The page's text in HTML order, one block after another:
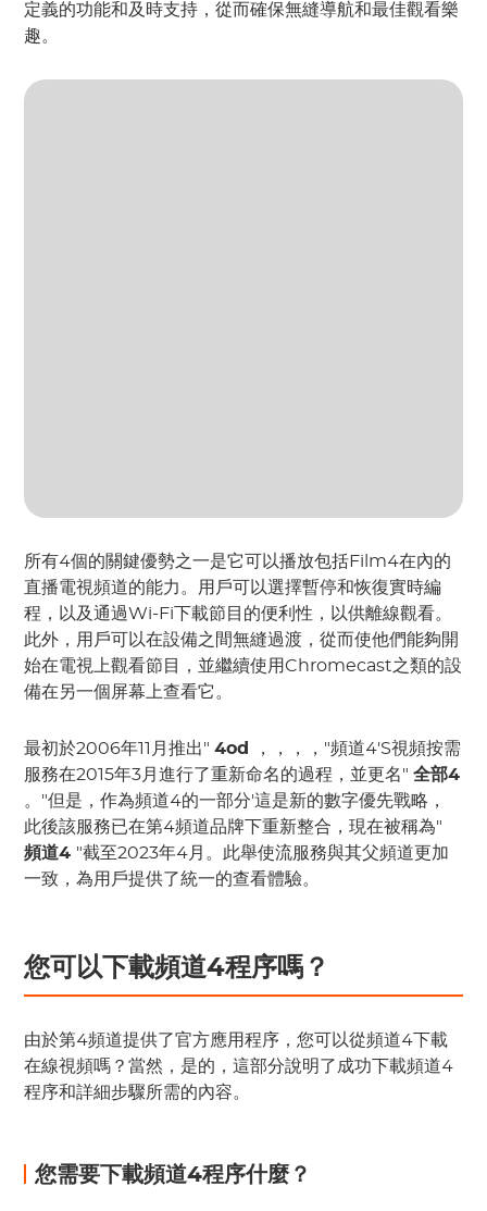
定義的功能和及時支持，從而確保無縫導航和最佳觀看樂
趣。
所有4個的關鍵優勢之一是它可以播放包括Film4在內的
直播電視頻道的能力。用戶可以選擇暫停和恢復實時編
程，以及通過Wi-Fi下載節目的便利性，以供離線觀看。
此外，用戶可以在設備之間無縫過渡，從而使他們能夠開
始在電視上觀看節目，並繼續使用Chromecast之類的設
備在另一個屏幕上查看它。
最初於2006年11月推出"4od
，，，，"頻道4'S視頻按需
服務在2015年3月進行了重新命名的過程，並更名"全部4
。"但是，作為頻道4的一部分'這是新的數字優先戰略，
此後該服務已在第4頻道品牌下重新整合，現在被稱為"
頻道4 "截至2023年4月。此舉使流服務與其父頻道更加
一致，為用戶提供了統一的查看體驗。
您可以下載頻道4程序嗎？
由於第4頻道提供了官方應用程序，您可以從頻道4下載
在線視頻嗎？當然，是的，這部分說明了成功下載頻道4
程序和詳細步驟所需的內容。
您需要下載頻道4程序什麼？